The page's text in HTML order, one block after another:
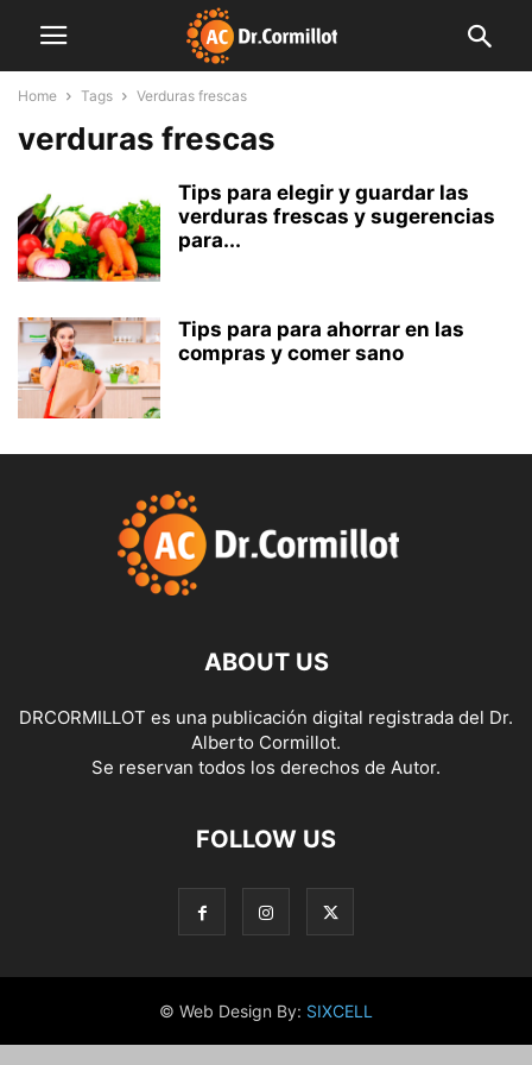
Home Tags Verduras frescas
verduras frescas
Tips para elegir y guardar las
verduras frescas y sugerencias
para...
Tips para para ahorrar en las
compras y comer sano
ABOUT US
DRCORMILLOT es una publicación digital registrada del Dr.
Alberto Cormillot.
Se reservan todos los derechos de Autor.
FOLLOW US
© Web Design By: SIXCELL